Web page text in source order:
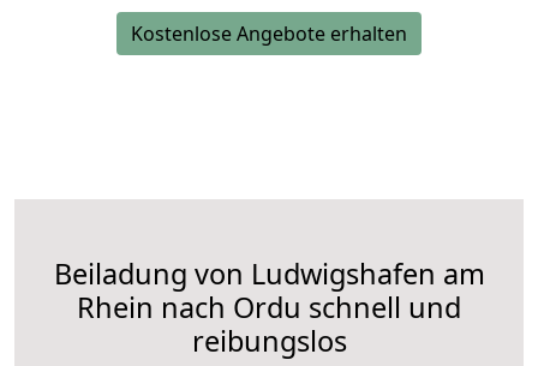
Kostenlose Angebote erhalten
Beiladung von Ludwigshafen am
Rhein nach Ordu schnell und
reibungslos